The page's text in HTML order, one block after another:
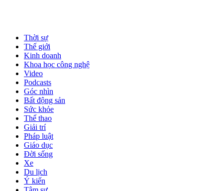
Thời sự
Thế giới
Kinh doanh
Khoa học công nghệ
Video
Podcasts
Góc nhìn
Bất động sản
Sức khỏe
Thể thao
Giải trí
Pháp luật
Giáo dục
Đời sống
Xe
Du lịch
Ý kiến